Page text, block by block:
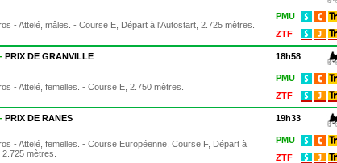
- Attelé, mâles. - Course E, Départ à l'Autostart, 2.725 mètres.
PMU
ZTF
-PRIX DE GRANVILLE 18h58
- Attelé, femelles. - Course E, 2.750 mètres.
PMU
ZTF
-PRIX DE RANES 19h33
- Attelé, femelles. - Course Européenne, Course F, Départ à
mètres.
PMU
ZTF